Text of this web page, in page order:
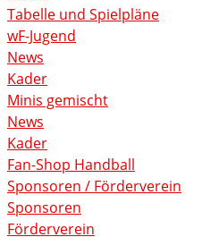
Tabelle und Spielpläne
wF-Jugend
News
Kader
Minis gemischt
News
Kader
Fan-Shop Handball
Sponsoren / Förderverein
Sponsoren
Förderverein